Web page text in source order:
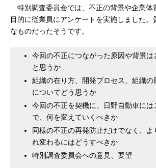
特別調査委員会では、不正の背景や企業体
目的に従業員にアンケートを実施しました。
なものだったそうです。
今回の不正につながった原因や背景は
と思うか
組織の在り方、開発プロセス、組織の
についてどう思うか
今回の不正を契機に、日野自動車には
で、何を変えていくべきか
同様の不正の再発防止だけでなく、よ
れ変わるにはどうすべきか
特別調査委員会への意見、要望